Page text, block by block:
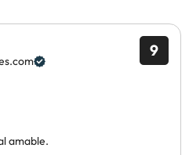
9
amable.